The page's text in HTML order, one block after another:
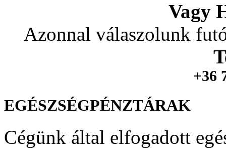
Vagy
Azonnal válaszolunk
+36
EGÉSZSÉGPÉNZTÁRAK
Cégünk által elfogadott